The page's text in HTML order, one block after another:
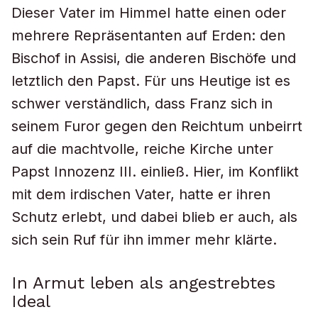
Dieser Vater im Himmel hatte einen oder
mehrere Repräsentanten auf Erden: den
Bischof in Assisi, die anderen Bischöfe und
letztlich den Papst. Für uns Heutige ist es
schwer verständlich, dass Franz sich in
seinem Furor gegen den Reichtum unbeirrt
auf die machtvolle, reiche Kirche unter
Papst Innozenz III. einließ. Hier, im Konflikt
mit dem irdischen Vater, hatte er ihren
Schutz erlebt, und dabei blieb er auch, als
sich sein Ruf für ihn immer mehr klärte.
In Armut leben als angestrebtes
Ideal